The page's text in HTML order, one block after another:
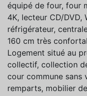
équipé de four, four
4K, lecteur CD/DVD,
réfrigérateur,
160 cm très
Logement situé au
collectif, collection
cour commune sans
remparts, mobilier